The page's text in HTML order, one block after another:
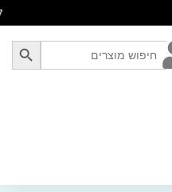
Search
for:
SEARCH BUTTON